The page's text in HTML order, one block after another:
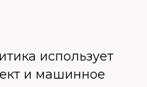
использует
и машинное